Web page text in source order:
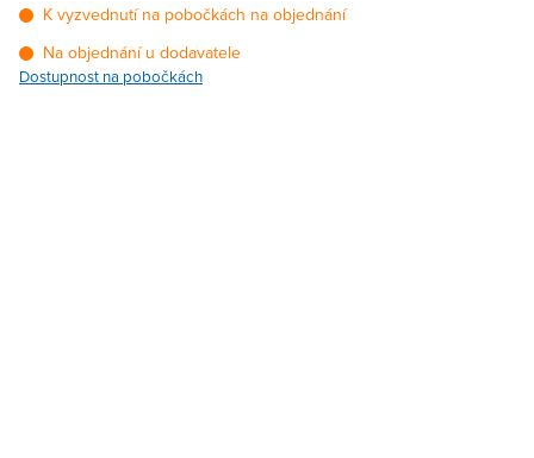
K vyzvednutí na pobočkách na objednání
Na objednání u dodavatele
Dostupnost na pobočkách